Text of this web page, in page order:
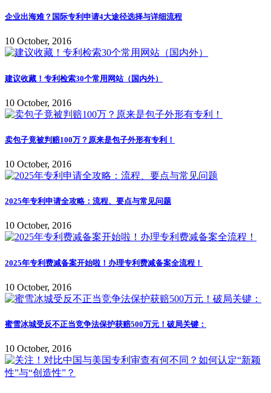
企业出海难？国际专利申请4大途径选择与详细流程
10 October, 2016
建议收藏！专利检索30个常用网站（国内外）
10 October, 2016
卖包子竟被判赔100万？原来是包子外形有专利！
10 October, 2016
2025年专利申请全攻略：流程、要点与常见问题
10 October, 2016
2025年专利费减备案开始啦！办理专利费减备案全流程！
10 October, 2016
蜜雪冰城受反不正当竞争法保护获赔500万元！破局关键：
10 October, 2016